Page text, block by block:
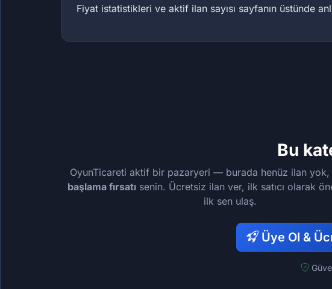
Fiyat istatistikleri ve aktif ilan sayısı sayfanın üstünde
Bu
OyunTicareti aktif bir pazaryeri — burada henüz ilan yok,
başlama fırsatı senin. Ücretsiz ilan ver, ilk satıcı olarak
ilk sen ulaş.
Üye Ol &